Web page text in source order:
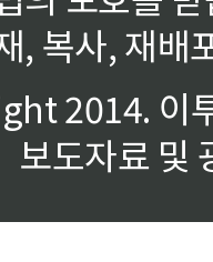
, 복사, 재배
2014. 이
보도자료